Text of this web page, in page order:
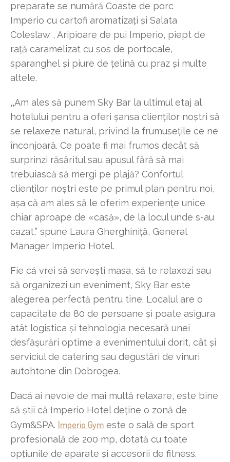
preparate se numără Coaste de porc
Imperio cu cartofi aromatizați și Salata
Coleslaw , Aripioare de pui Imperio, piept de
rață caramelizat cu sos de portocale,
sparanghel și piure de țelină cu praz și multe
altele.
„Am ales să punem Sky Bar la ultimul etaj al
hotelului pentru a oferi șansa clienților noștri să
se relaxeze natural, privind la frumusețile ce ne
înconjoară. Ce poate fi mai frumos decât să
surprinzi răsăritul sau apusul fără să mai
trebuiască să mergi pe plajă? Confortul
clienților noștri este pe primul plan pentru noi,
așa că am ales să le oferim experiențe unice
chiar aproape de «casă», de la locul unde s-au
cazat,” spune Laura Gherghiniță, General
Manager Imperio Hotel.
Fie că vrei să servești masa, să te relaxezi sau
să organizezi un eveniment, Sky Bar este
alegerea perfectă pentru tine. Localul are o
capacitate de 80 de persoane și poate asigura
atât logistica și tehnologia necesară unei
desfășurări optime a evenimentului dorit, cât și
serviciul de catering sau degustări de vinuri
autohtone din Dobrogea.
Dacă ai nevoie de mai multă relaxare, este bine
să știi că Imperio Hotel deține o zonă de
Gym&SPA. Imperio Gym este o sală de sport
profesională de 200 mp, dotată cu toate
opțiunile de aparate și accesorii de fitness.